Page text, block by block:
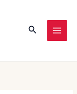
Cerca